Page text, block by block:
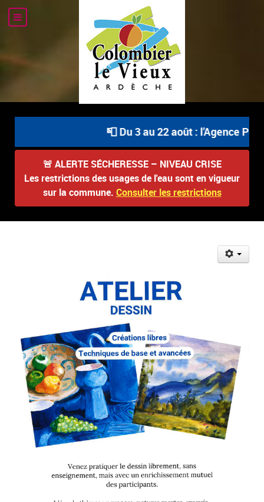
📮 Du 3 au 22 août : l'Agence
🚨 ALERTE SÉCHERESSE – NIVEAU CRISE
Les restrictions des usages de l'eau sont en vigueur
sur la commune. Consulter les restrictions